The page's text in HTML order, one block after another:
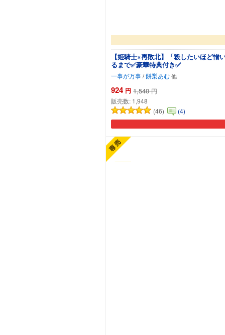
【姫騎士×再敗北】「殺したいほど
るまで✅豪華特典付き✅
一事が万事/餅梨あむ
924 円 1,540 円
販売数: 1,948
(46)
(4)